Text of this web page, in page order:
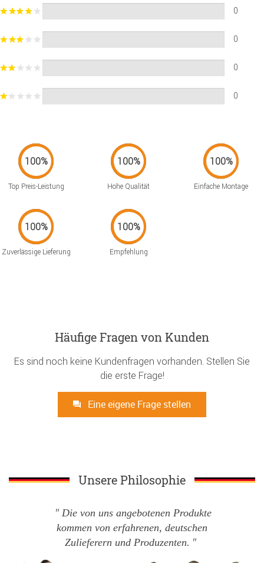
0
0
0
0
Top Preis-Leistung Hohe Qualität Einfache Montage
Zuverlässige Lieferung Empfehlung
Häufige Fragen von Kunden
Es sind noch keine Kundenfragen vorhanden. Stellen Sie
die erste Frage!
Eine eigene Frage stellen
Unsere Philosophie
Die von uns angebotenen Produkte
kommen von erfahrenen, deutschen
Zulieferern und Produzenten.